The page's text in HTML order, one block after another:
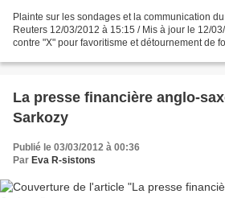
Plainte sur les sondages et la communication
Reuters 12/03/2012 à 15:15 / Mis à jour le 12/
contre "X" pour favoritisme et détournement de
La presse financière anglo-
Sarkozy
Publié le 03/03/2012 à 00:36
Par Eva R-sistons